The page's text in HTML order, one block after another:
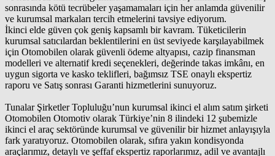
sonrasında kötü tecrübeler yaşamamaları için her anlamda güvenilir
ve kurumsal markaları tercih etmelerini tavsiye ediyorum.
İkinci elde güven çok geniş kapsamlı bir kavram. Tüketicilerin
kurumsal satıcılardan beklentilerini en üst seviyede karşılayabilmek
için Otomobilen olarak güvenli ödeme altyapısı, cazip finansman
modelleri ve alternatif kredi seçenekleri, değerinde takas imkânı, en
uygun sigorta ve kasko teklifleri, bağımsız TSE onaylı ekspertiz
raporu ve Satış sonrası Garanti hizmetlerini sunuyoruz.
Tunalar Şirketler Topluluğu’nun kurumsal ikinci el alım satım şirketi
Otomobilen Otomotiv olarak Türkiye’nin 8 ilindeki 12 şubemizle
ikinci el araç sektöründe kurumsal ve güvenilir bir hizmet anlayışıyla
fark yaratıyoruz. Otomobilen olarak, sıfıra yakın kondisyonda
araçlarımız, detaylı ve şeffaf ekspertiz raporlarımız, adil ve avantajlı